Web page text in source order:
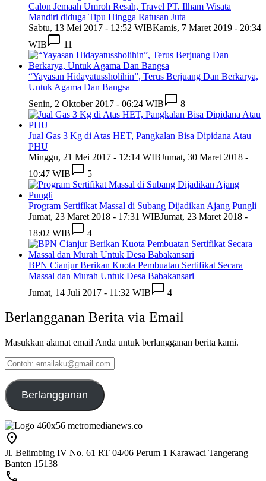
Calon Jemaah Umroh Resah, Travel PT. Ilham Wisata
Mandiri diduga Tipu Hingga Ratusan Juta
Sabtu, 13 Mei 2017 - 12:52 WIBKamis, 7 Maret 2019 - 20:34
WIB
11
“Yayasan Hidayatussholihin”, Terus Berjuang Dan Berkarya,
Untuk Agama Dan Bangsa
Senin, 2 Oktober 2017 - 06:24 WIB
8
Jual Gas 3 Kg di Atas HET, Pangkalan Bisa Dipidana Atau
PHU
Minggu, 21 Mei 2017 - 12:14 WIBJumat, 30 Maret 2018 -
10:47 WIB
5
Program Sertifikat Massal di Subang Dijadikan Ajang Pungli
Jumat, 23 Maret 2018 - 17:31 WIBJumat, 23 Maret 2018 -
18:02 WIB
4
BPN Cianjur Berikan Kuota Pembuatan Sertifikat Secara
Massal dan Murah Untuk Desa Babakansari
Jumat, 14 Juli 2017 - 11:32 WIB
4
Berlangganan Berita via Email
Masukkan alamat email Anda untuk berlangganan berita kami.
Contoh:
emailaku@gmail.com
Berlangganan
Jl. Belimbing IV No. 61 RT 04/06 Perum 1 Karawaci Tangerang
Banten 15138